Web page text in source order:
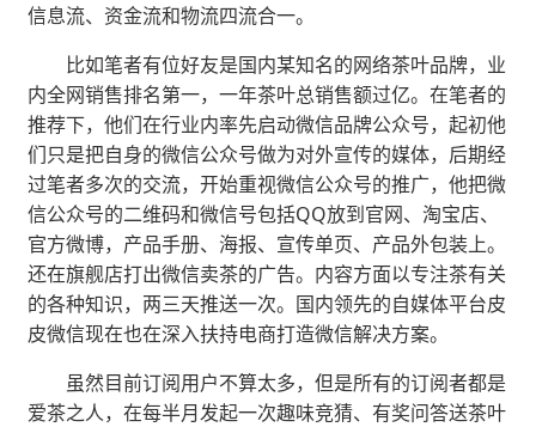
信息流、资金流和物流四流合一。
比如笔者有位好友是国内某知名的网络茶叶品牌，业
内全网销售排名第一，一年茶叶总销售额过亿。在笔者的
推荐下，他们在行业内率先启动微信品牌公众号，起初他
们只是把自身的微信公众号做为对外宣传的媒体，后期经
过笔者多次的交流，开始重视微信公众号的推广，他把微
信公众号的二维码和微信号包括QQ放到官网、淘宝店、
官方微博，产品手册、海报、宣传单页、产品外包装上。
还在旗舰店打出微信卖茶的广告。内容方面以专注茶有关
的各种知识，两三天推送一次。国内领先的自媒体平台皮
皮微信现在也在深入扶持电商打造微信解决方案。
虽然目前订阅用户不算太多，但是所有的订阅者都是
爱茶之人，在每半月发起一次趣味竞猜、有奖问答送茶叶